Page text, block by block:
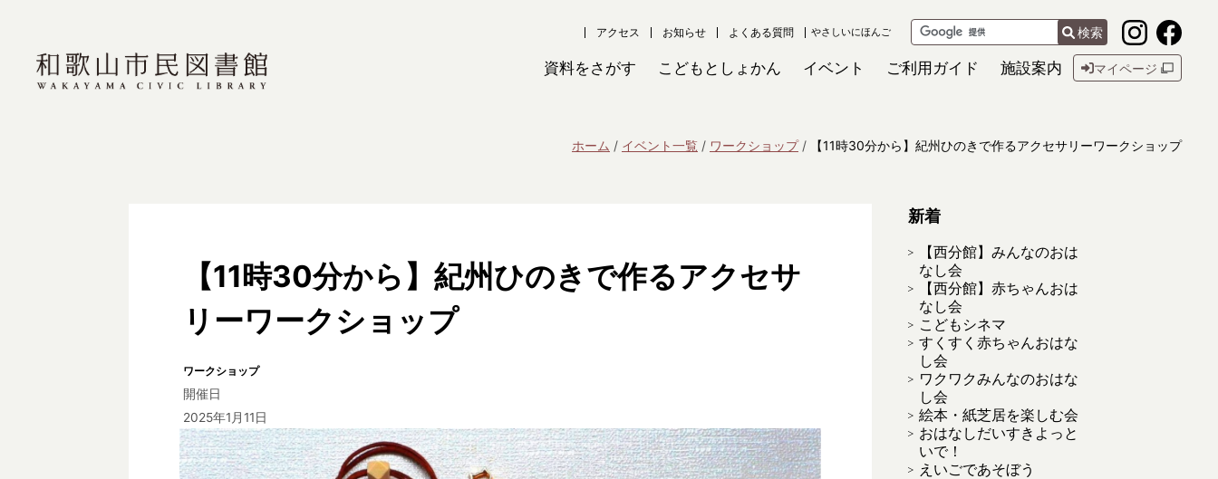
アクセス お知らせ よくある質問 やさしいにほんご 検索
資料をさがす こどもとしょかん イベント ご利用ガイド 施設案内 マイページ
ホーム イベント一覧 ワークショップ 【11時30分から】紀州ひのきで作るアクセサリーワークショップ
【11時30分から】紀州ひのきで作るアクセサ
リーワークショップ
ワークショップ
開催日
2025年1月11日
新着
【西分館】みんなのおは
なし会
【西分館】赤ちゃんおは
なし会
こどもシネマ
すくすく赤ちゃんおはな
し会
ワクワクみんなのおはな
し会
絵本・紙芝居を楽しむ会
おはなしだいすきよっと
いで！
えいごであそぼう